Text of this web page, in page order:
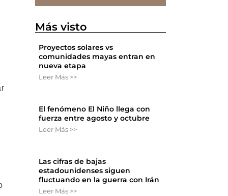
Más visto
Proyectos solares vs
comunidades mayas entran en
nueva etapa
Leer Más >>
El fenómeno El Niño llega con
fuerza entre agosto y octubre
Leer Más >>
Las cifras de bajas
estadounidenses siguen
fluctuando en la guerra con Irán
Leer Más >>